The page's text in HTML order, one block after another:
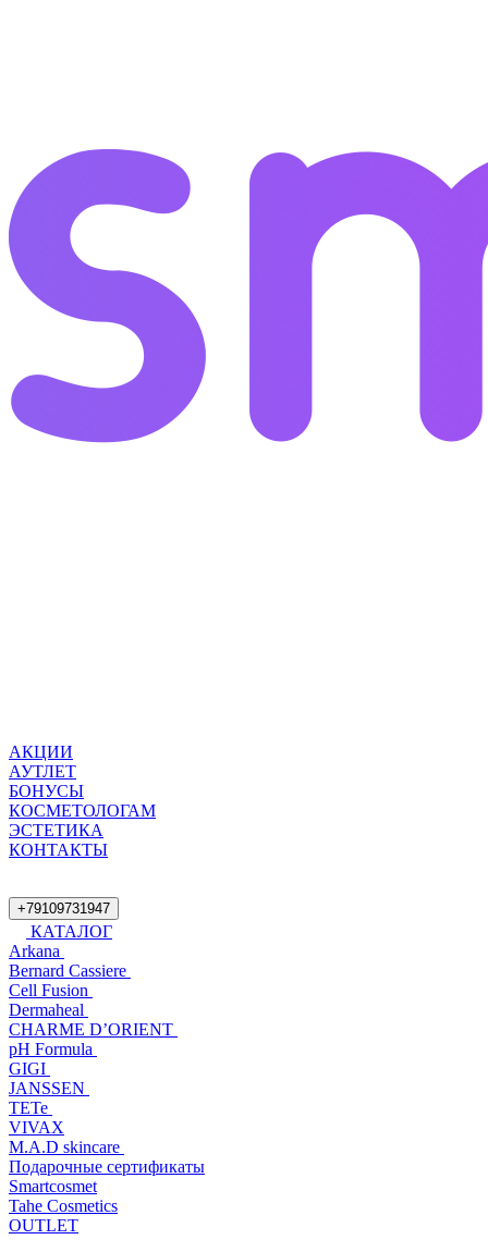
АКЦИИ
АУТЛЕТ
БОНУСЫ
КОСМЕТОЛОГАМ
ЭСТЕТИКА
КОНТАКТЫ
+79109731947
КАТАЛОГ
Arkana
Bernard Cassiere
Cell Fusion
Dermaheal
CHARME D’ORIENT
pH Formula
GIGI
JANSSEN
TETe
VIVAX
M.A.D skincare
Подарочные сертификаты
Smartcosmet
Tahe Cosmetics
OUTLET